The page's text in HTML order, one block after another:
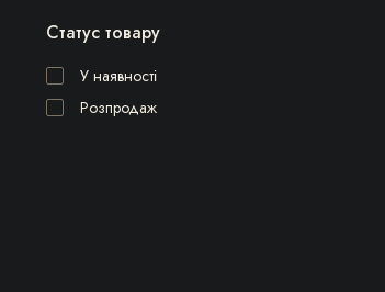
Статус товару
У наявності
Розпродаж